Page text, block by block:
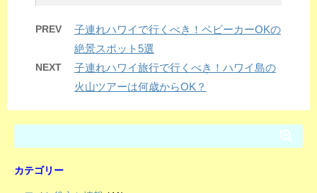
PREV
子連れハワイで行くべき！ベビーカーOKの
絶景スポット5選
NEXT
子連れハワイ旅行で行くべき！ハワイ島の
火山ツアーは何歳からOK？
カテゴリー